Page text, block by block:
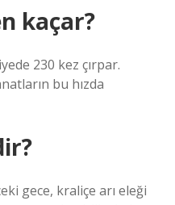
kaçar?
230 kez çırpar.
bu hızda
gece, kraliçe arı eleği